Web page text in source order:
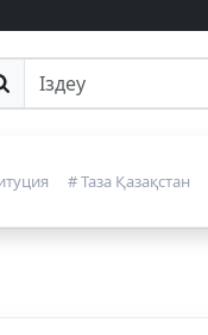
іздеу
# Таза Қазақстан